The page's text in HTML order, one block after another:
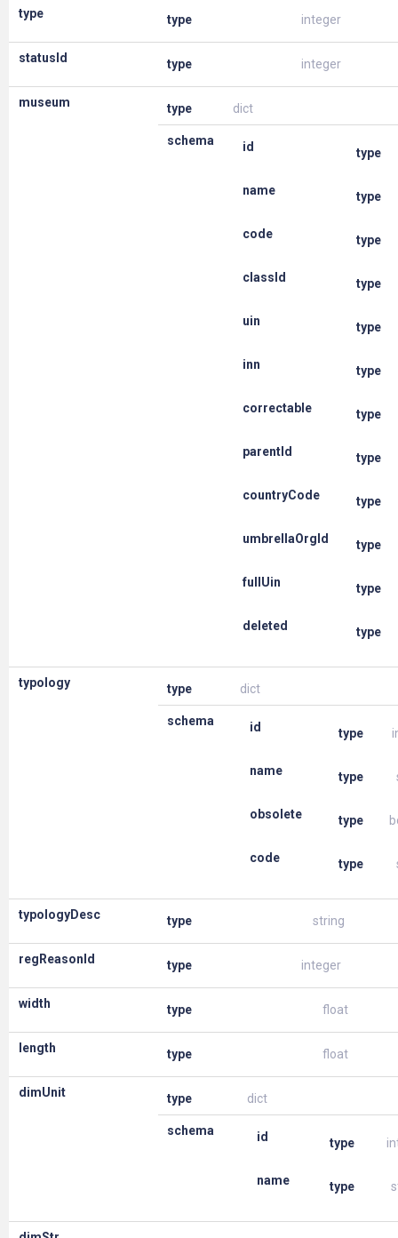
type type integer
statusId type integer
museum type dict
schema id type
name type
code type
classId type
uin type
inn type
correctable type
parentId type
countryCode type
umbrellaOrgId type
fullUin type
deleted type
typology type dict
schema id type
name type
obsolete type
code type
typologyDesc type string
regReasonId type integer
width type float
length type float
dimUnit type dict
schema id type
name type